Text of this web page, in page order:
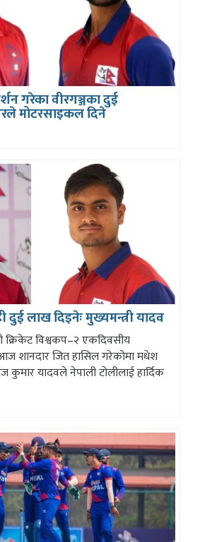
गरेका वीरगञ्जका दुई
मोटरसाइकल दिने
लाख दिइनेः मुख्यमन्त्री यादव
विश्वकप–२ एकदिवसीय
आज शानदार जित हासिल गरेकोमा मधेश
कुमार यादवले नेपाली टोलीलाई हार्दिक